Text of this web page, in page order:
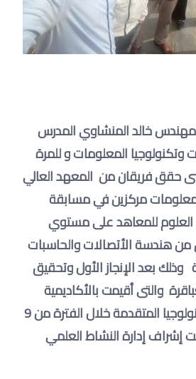
خالد المنشاوي المدرس
وتكنولوجيا المعلومات و للمرة
حقق فريقان من المعهد العالي
مركزين في مسابقة
العلوم للمعاهد على مستوي
هندسة الأتصالات والحاسبات
وذلكبعد الإنجاز الأول وتحقيق
والتى أقيمت بالأكاديمية
المصرية للهندسه والتكنولوجيا المتقدمة خلال الفترة من 9
ديسمبر 2023 تحت إشراف إدارة النشاط العلمي